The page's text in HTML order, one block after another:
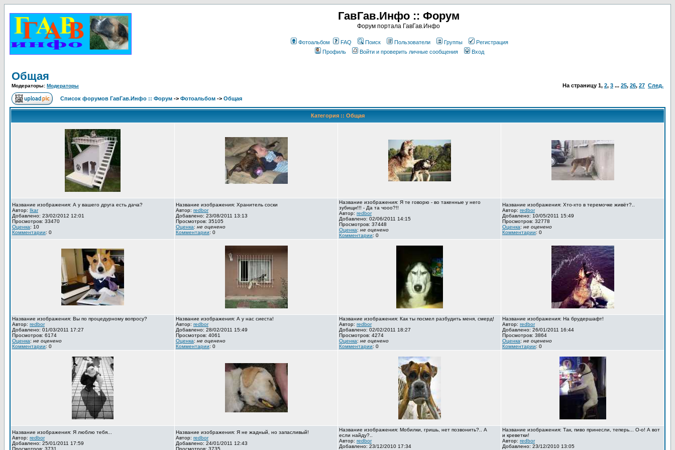
ГавГав.Инфо :: Форум
Форум портала ГавГав.Инфо
Фотоальбом FAQ Поиск Пользователи Группы
Регистрация
Профиль
Войти и проверить личные сообщения Вход
Общая
Модераторы: Модераторы На страницу 1, 2, 3 ... 25, 26, 27 След.
Список форумов ГавГав.Инфо :: Форум -> Фотоальбом -> Общая
Категория :: Общая
Название изображения: А у вашего друга есть дача?
Автор: Ikar
Добавлено: 23/02/2012 12:01
Просмотров: 33470
Оценка: 10
Комментарии: 0
Название изображения: Хранитель соски
Автор: redbor
Добавлено: 23/08/2011 13:13
Просмотров: 35105
Оценка: не оценено
Комментарии: 0
Название изображения: Я те говорю - во такенные у него
зубищи!!! - Да та чооо?!!
Автор: redbor
Добавлено: 02/06/2011 14:15
Просмотров: 37448
Оценка: не оценено
Комментарии: 0
Название изображения: Хто-хто в теремочке живёт?..
Автор: redbor
Добавлено: 10/05/2011 15:49
Просмотров: 32778
Оценка: не оценено
Комментарии: 0
Название изображения: Вы по процедурному вопросу?
Автор: redbor
Добавлено: 01/03/2011 17:27
Просмотров: 6174
Оценка: не оценено
Комментарии: 0
Название изображения: А у нас сиеста!
Автор: redbor
Добавлено: 28/02/2011 15:49
Просмотров: 4061
Оценка: не оценено
Комментарии: 0
Название изображения: Как ты посмел разбудить меня, смерд!
Автор: redbor
Добавлено: 02/02/2011 18:27
Просмотров: 4274
Оценка: не оценено
Комментарии: 0
Название изображения: На брудершафт!
Автор: redbor
Добавлено: 26/01/2011 16:44
Просмотров: 3864
Оценка: не оценено
Комментарии: 0
Название изображения: Я люблю тебя...
Автор: redbor
Добавлено: 25/01/2011 17:59
Просмотров: 3731
Название изображения: Я не жадный, но запасливый!
Автор: redbor
Добавлено: 24/01/2011 12:43
Просмотров: 3735
Название изображения: Мобилки, гришь, нет позвонить?.. А
если найду?..
Автор: redbor
Добавлено: 23/12/2010 17:34
Название изображения: Так, пиво принесли, теперь... О-о! А вот
и креветки!
Автор: redbor
Добавлено: 23/12/2010 13:05